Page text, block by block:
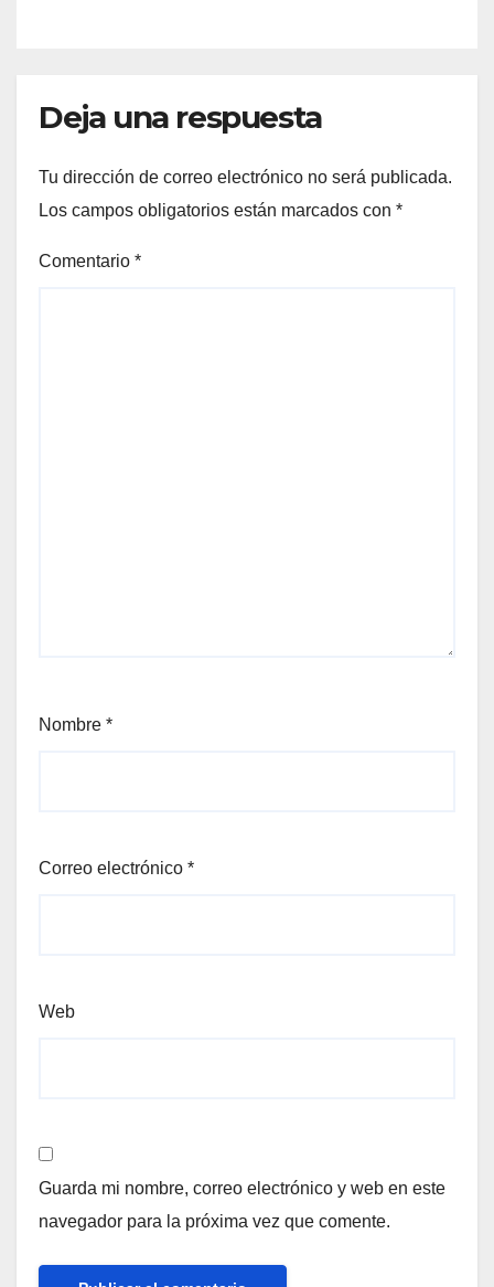
Deja una respuesta
Tu dirección de correo electrónico no será publicada.
Los campos obligatorios están marcados con *
Comentario *
Nombre *
Correo electrónico *
Web
Guarda mi nombre, correo electrónico y web en este
navegador para la próxima vez que comente.